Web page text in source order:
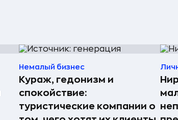
Немалый бизнес
Кураж, гедонизм и
спокойствие:
туристические компании о